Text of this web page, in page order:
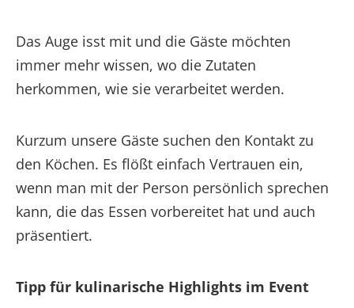
Das Auge isst mit und die Gäste möchten
immer mehr wissen, wo die Zutaten
herkommen, wie sie verarbeitet werden.
Kurzum unsere Gäste suchen den Kontakt zu
den Köchen. Es flößt einfach Vertrauen ein,
wenn man mit der Person persönlich sprechen
kann, die das Essen vorbereitet hat und auch
präsentiert.
Tipp für kulinarische Highlights im Event